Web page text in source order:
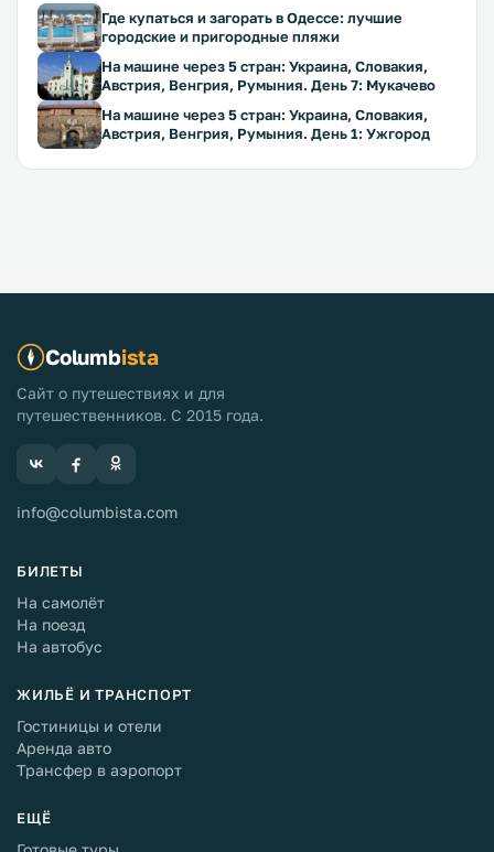
Где купаться и загорать в Одессе: лучшие
городские и пригородные пляжи
На машине через 5 стран: Украина, Словакия,
Австрия, Венгрия, Румыния. День 7: Мукачево
На машине через 5 стран: Украина, Словакия,
Австрия, Венгрия, Румыния. День 1: Ужгород
Columbista
Сайт о путешествиях и для
путешественников. С 2015 года.
info@columbista.com
БИЛЕТЫ
На самолёт
На поезд
На автобус
ЖИЛЬЁ И ТРАНСПОРТ
Гостиницы и отели
Аренда авто
Трансфер в аэропорт
ЕЩЁ